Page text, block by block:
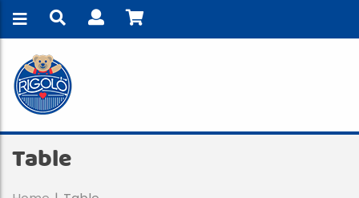
Table